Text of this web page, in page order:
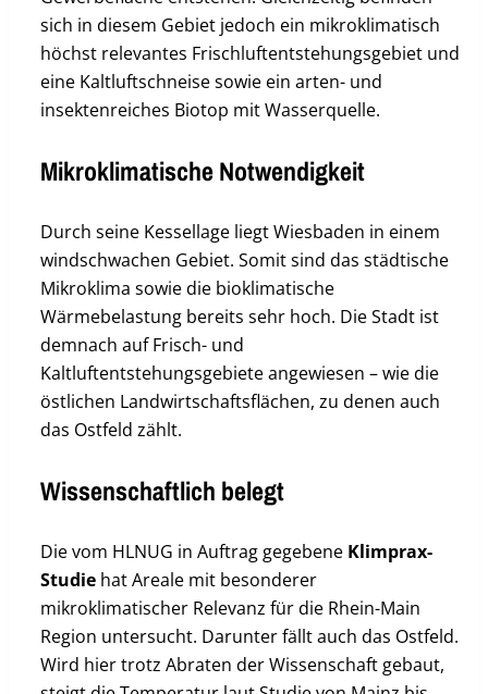
sich in diesem Gebiet jedoch ein mikroklimatisch
höchst relevantes Frischluftentstehungsgebiet und
eine Kaltluftschneise sowie ein arten- und
insektenreiches Biotop mit Wasserquelle.
Mikroklimatische Notwendigkeit
Durch seine Kessellage liegt Wiesbaden in einem
windschwachen Gebiet. Somit sind das städtische
Mikroklima sowie die bioklimatische
Wärmebelastung bereits sehr hoch. Die Stadt ist
demnach auf Frisch- und
Kaltluftentstehungsgebiete angewiesen – wie die
östlichen Landwirtschaftsflächen, zu denen auch
das Ostfeld zählt.
Wissenschaftlich belegt
Die vom HLNUG in Auftrag gegebene Klimprax-
Studie hat Areale mit besonderer
mikroklimatischer Relevanz für die Rhein-Main
Region untersucht. Darunter fällt auch das Ostfeld.
Wird hier trotz Abraten der Wissenschaft gebaut,